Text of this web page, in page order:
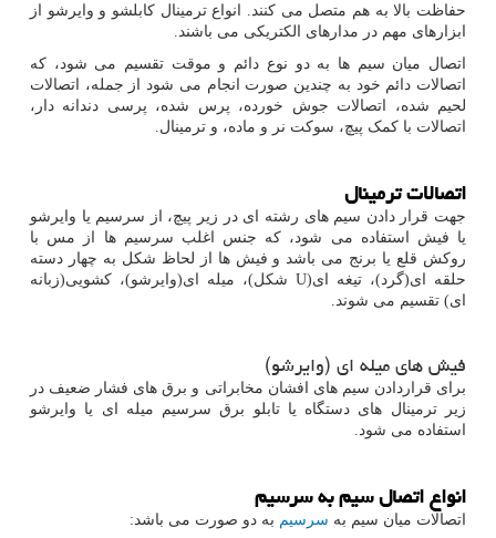
حفاظت بالا به هم متصل می کنند. انواع ترمینال کابلشو و وایرشو از
ابزارهای مهم در مدارهای الکتریکی می باشند.
اتصال میان سیم ها به دو نوع دائم و موقت تقسیم می شود، که
اتصالات دائم خود به چندین صورت انجام می شود از جمله، اتصالات
لحیم شده، اتصالات جوش خورده، پرس شده، پرسی دندانه دار،
اتصالات با کمک پیچ، سوکت نر و ماده، و ترمینال.
اتصالات ترمینال
جهت قرار دادن سیم های رشته ای در زیر پیچ، از سرسیم یا وایرشو
یا فیش استفاده می شود، که جنس اغلب سرسیم ها از مس با
روکش قلع یا برنج می باشد و فیش ها از لحاظ شکل به چهار دسته
حلقه ای(گرد)، تیغه ای(U شکل)، میله ای(وایرشو)، کشویی(زبانه
ای) تقسیم می شوند.
فیش های میله ای (وایرشو)
برای قراردادن سیم های افشان مخابراتی و برق های فشار ضعیف در
زیر ترمینال های دستگاه یا تابلو برق سرسیم میله ای یا وایرشو
استفاده می شود.
انواع اتصال سیم به سرسیم
اتصالات میان سیم به سرسیم به دو صورت می باشد: